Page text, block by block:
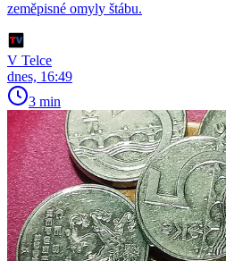
zeměpisné omyly štábu.
V Telce
dnes, 16:49
3 min